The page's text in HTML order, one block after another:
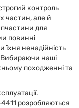
контроль
частин, але й
для
повинні
їхня ненадійність
Вибираючи наші
походженні та
розробляються